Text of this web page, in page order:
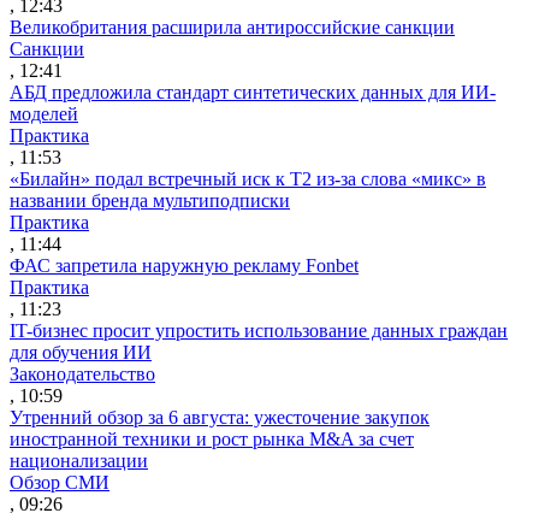
, 12:43
Великобритания расширила антироссийские санкции
Санкции
, 12:41
АБД предложила стандарт синтетических данных для ИИ-
моделей
Практика
, 11:53
«Билайн» подал встречный иск к Т2 из-за слова «микс» в
названии бренда мультиподписки
Практика
, 11:44
ФАС запретила наружную рекламу Fonbet
Практика
, 11:23
IT-бизнес просит упростить использование данных граждан
для обучения ИИ
Законодательство
, 10:59
Утренний обзор за 6 августа: ужесточение закупок
иностранной техники и рост рынка M&A за счет
национализации
Обзор СМИ
, 09:26